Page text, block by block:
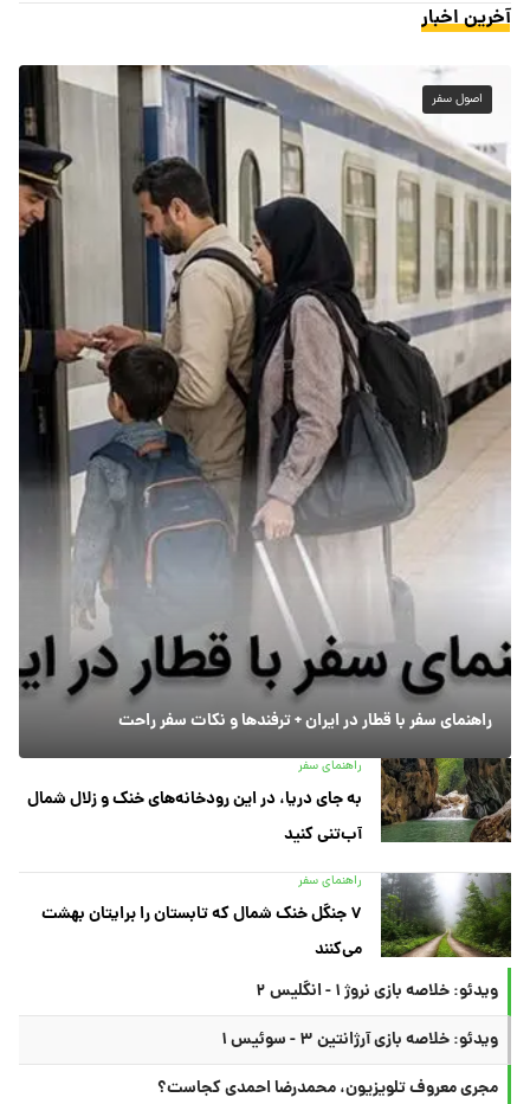
آخرین اخبار
اصول سفر
راهنمای سفر با قطار در ایران + ترفندها و نکات سفر راحت
راهنمای سفر
به جای دریا، در این رودخانه‌های خنک و زلال شمال
آب‌تنی کنید
راهنمای سفر
۷ جنگل خنک شمال که تابستان را برایتان بهشت
می‌کنند
ویدئو: خلاصه بازی نروژ ۱ - انگلیس ۲
ویدئو: خلاصه بازی آرژانتین ۳ - سوئیس ۱
مجری معروف تلویزیون، محمدرضا احمدی کجاست؟